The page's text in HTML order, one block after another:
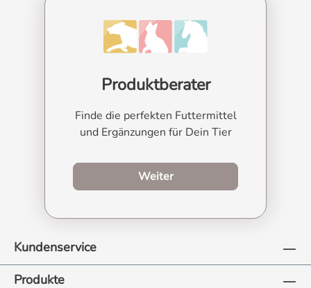
Produktberater
Finde die perfekten Futtermittel
und Ergänzungen für Dein Tier
Weiterzum Produktberater
Kundenservice
Produkte